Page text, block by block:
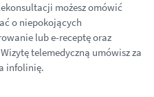
możesz omówić
o niepokojących
lub e-receptę oraz
telemedyczną umówisz za
infolinię.